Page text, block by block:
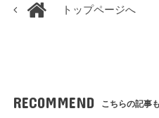
トップページへ
RECOMMEND こちらの記事